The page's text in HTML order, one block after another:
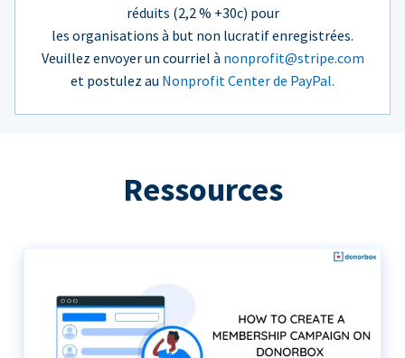
réduits (2,2 % +30c) pour
les organisations à but non lucratif enregistrées.
Veuillez envoyer un courriel à nonprofit@stripe.com
et postulez au Nonprofit Center de PayPal.
Ressources